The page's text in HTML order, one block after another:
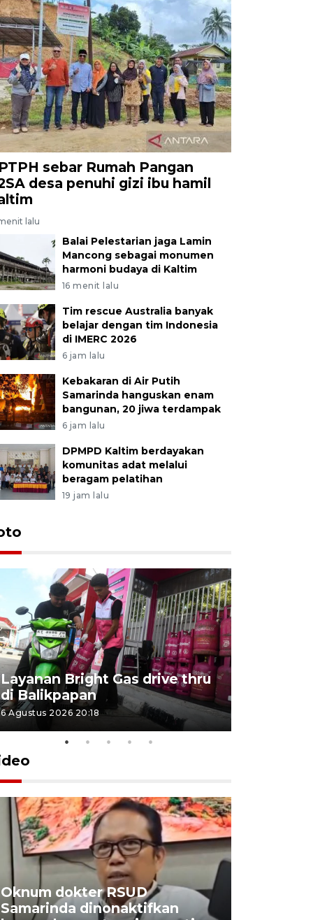
sebar Rumah Pangan
desa penuhi gizi ibu hamil
lalu
Balai Pelestarian jaga Lamin
Mancong sebagai monumen
harmoni budaya di Kaltim
16 menit lalu
Tim rescue Australia banyak
belajar dengan tim Indonesia
di IMERC 2026
6 jam lalu
Kebakaran di Air Putih
Samarinda hanguskan enam
bangunan, 20 jiwa terdampak
6 jam lalu
DPMPD Kaltim berdayakan
komunitas adat melalui
beragam pelatihan
19 jam lalu
Layanan Bright Gas drive thru
di Balikpapan
6 Agustus 2026 20:18
Oknum dokter RSUD
Samarinda dinonaktifkan